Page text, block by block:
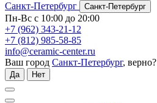
Санкт-Петербург
Санкт-Петербург
Пн-Вс с 10:00 до 20:00
+7 (962) 343-21-12
+7 (812) 985-58-85
info@ceramic-center.ru
Ваш город Санкт-Петербург, верно?
Да Нет